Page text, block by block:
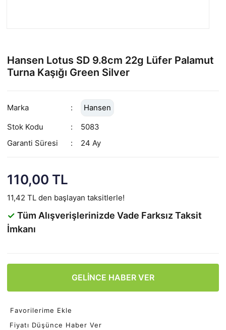
Hansen Lotus SD 9.8cm 22g Lüfer Palamut
Turna Kaşığı Green Silver
Marka
Hansen
Stok Kodu
5083
Garanti Süresi
24 Ay
110,00 TL
11,42 TL den başlayan taksitlerle!
✓ Tüm Alışverişlerinizde Vade Farksız Taksit
İmkanı
GELİNCE HABER VER
Favorilerime Ekle
Fiyatı Düşünce Haber Ver